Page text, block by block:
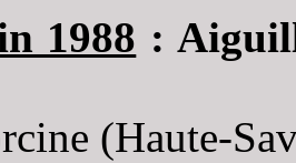
1988 :
(Haute-